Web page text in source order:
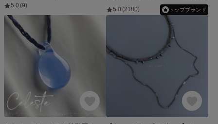
5.0 (9)
5.0 (2180) トップブランド